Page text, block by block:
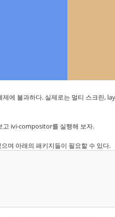
제에 불과하다. 실제로는 멀티 스크린,
고 ivi-compositor를 실행해 보자.
며 아래의 패키지들이 필요할 수 있다.